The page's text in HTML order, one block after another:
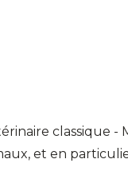
classique -
et en